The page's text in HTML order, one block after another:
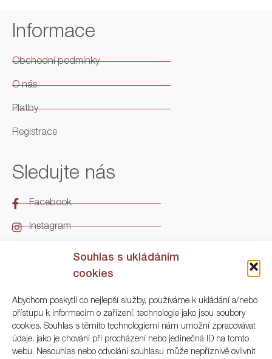
Souhlas s ukládáním
cookies
Abychom poskytli co nejlepší služby, používáme k ukládání a/nebo
přístupu k informacím o zařízení, technologie jako jsou soubory
cookies. Souhlas s těmito technologiemi nám umožní zpracovávat
údaje, jako je chování při procházení nebo jedinečná ID na tomto
webu. Nesouhlas nebo odvolání souhlasu může nepříznivě ovlivnit
Informace
Obchodní podmínky
O nás
Platby
Registrace
Sledujte nás
Facebook
Instagram
Kontakt
ARGO Numismatika
Korunní 83, Praha 3